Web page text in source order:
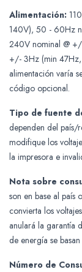
Alimentación:
140V), 50 - 60Hz
240V nominal @
+/- 3Hz (min
alimentación varía
código opcional.
Tipo de fuente
dependen del país/
modifique los
la impresora e
Nota sobre
son en base al país
convierta los
anulará la garantía
de energía se
Número de